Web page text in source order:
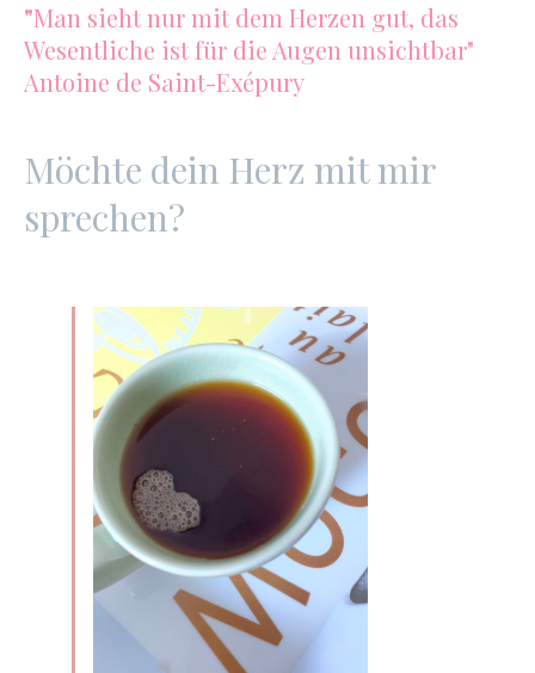
"Man sieht nur mit dem Herzen gut, das
Wesentliche ist für die Augen unsichtbar"
Antoine de Saint-Exépury
Möchte dein Herz mit mir
sprechen?